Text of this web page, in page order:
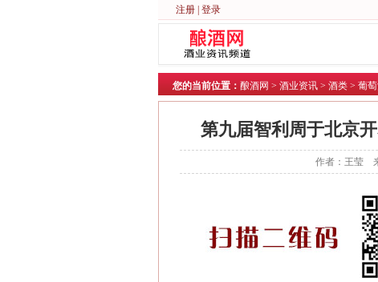
注册 登录
您的当前位置： 酿酒网 > 酒业资讯 > 酒类 > 葡
第九届智利周于北京
作者：王莹